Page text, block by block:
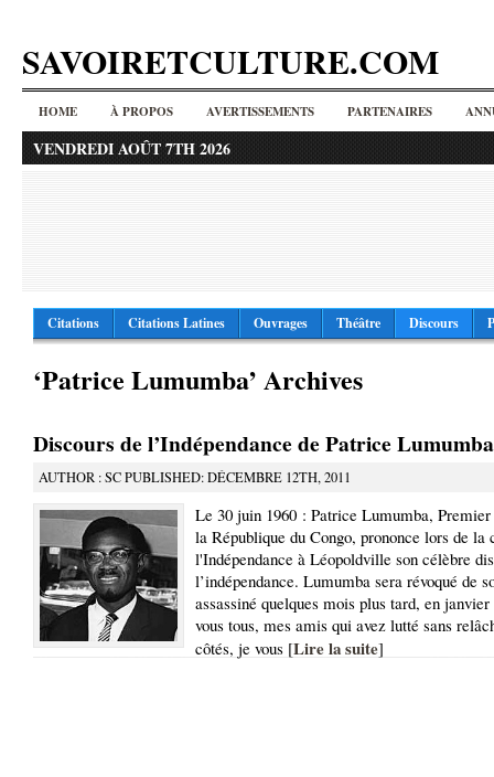
SAVOIRETCULTURE.COM
HOME À PROPOS AVERTISSEMENTS PARTENAIRES
VENDREDI AOÛT 7TH 2026
Citations Citations Latines Ouvrages Théâtre Discours
‘Patrice Lumumba’ Archives
Discours de l’Indépendance de Patrice Lumumba
AUTHOR : SC PUBLISHED: DÉCEMBRE 12TH, 2011
Le 30 juin 1960 : Patrice Lumumba,
la République du Congo, prononce lors de la
l'Indépendance à Léopoldville son célèbre
l’indépendance. Lumumba sera révoqué de
assassiné quelques mois plus tard, en
vous tous, mes amis qui avez lutté sans
côtés, je vous [Lire la suite]